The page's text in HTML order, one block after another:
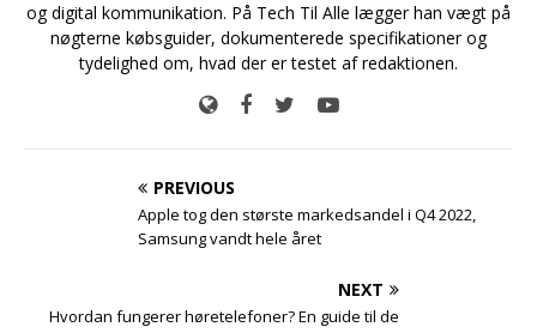
og digital kommunikation. På Tech Til Alle lægger han vægt på
nøgterne købsguider, dokumenterede specifikationer og
tydelighed om, hvad der er testet af redaktionen.
PREVIOUS
Apple tog den største markedsandel i Q4 2022,
Samsung vandt hele året
NEXT
Hvordan fungerer høretelefoner? En guide til de